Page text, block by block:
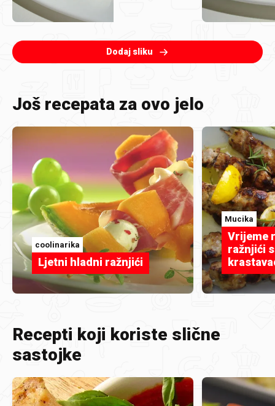
Dodaj sliku
Još recepata za ovo jelo
coolinarika
Ljetni hladni ražnjići
Mucika
Vrijeme
ražnjići
Recepti koji koriste slične
sastojke